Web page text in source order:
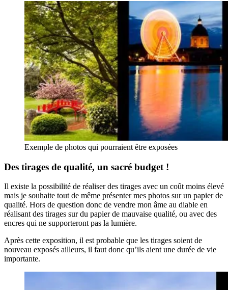
Exemple de photos qui pourraient être exposées
Des tirages de qualité, un sacré budget !
Il existe la possibilité de réaliser des tirages avec un coût moins élevé
mais je souhaite tout de même présenter mes photos sur un papier de
qualité. Hors de question donc de vendre mon âme au diable en
réalisant des tirages sur du papier de mauvaise qualité, ou avec des
encres qui ne supporteront pas la lumière.
Après cette exposition, il est probable que les tirages soient de
nouveau exposés ailleurs, il faut donc qu’ils aient une durée de vie
importante.